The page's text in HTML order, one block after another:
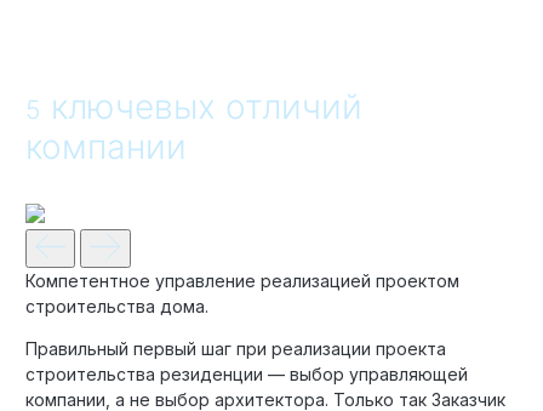
5 ключевых отличий
компании
Компетентное управление реализацией проектом
строительства дома.
Правильный первый шаг при реализации проекта
строительства резиденции — выбор управляющей
компании, а не выбор архитектора. Только так Заказчик